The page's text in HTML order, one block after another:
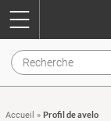
Accueil » Profil de avelo